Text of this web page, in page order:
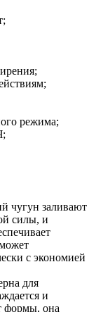
режима;
чугун заливают
силы, и
с экономией
для
и
формы, она